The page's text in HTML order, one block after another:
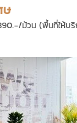
ษ
ม้วน (พื้นที่ให้บ